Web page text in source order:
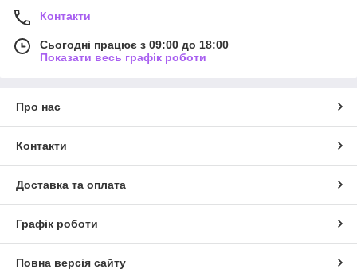
Контакти
Сьогодні працює з 09:00 до 18:00
Показати весь графік роботи
Про нас
Контакти
Доставка та оплата
Графік роботи
Повна версія сайту